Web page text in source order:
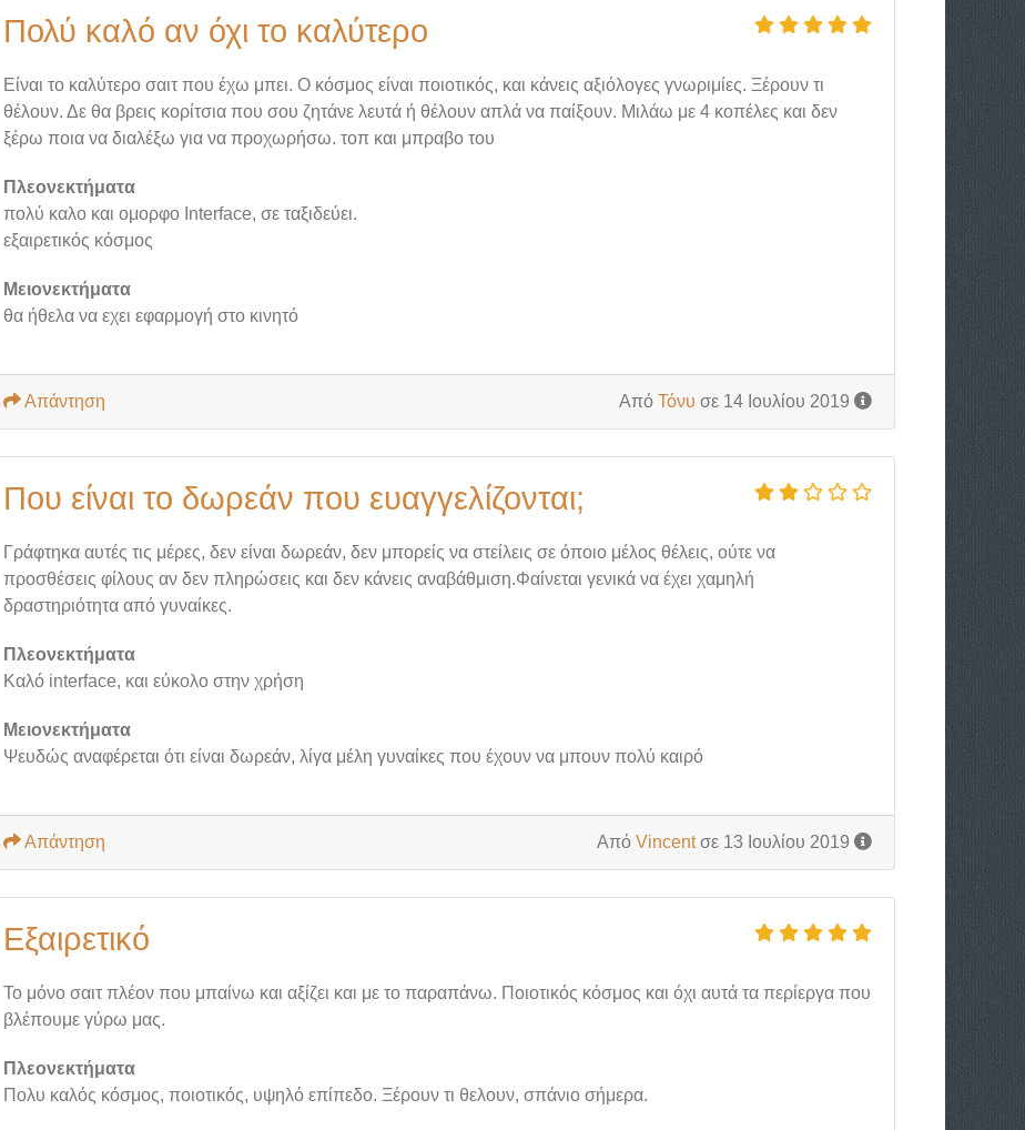
Πολύ καλό αν όχι το καλύτερο
Είναι το καλύτερο σαιτ που έχω μπει. Ο κόσμος είναι ποιοτικός, και κάνεις αξιόλογες γνωριμίες. Ξέρουν τι
θέλουν. Δε θα βρεις κορίτσια που σου ζητάνε λευτά ή θέλουν απλά να παίξουν. Μιλάω με 4 κοπέλες και δεν
ξέρω ποια να διαλέξω για να προχωρήσω. τοπ και μπραβο του
Πλεονεκτήματα
πολύ καλο και ομορφο Interface, σε ταξιδεύει.
εξαιρετικός κόσμος
Μειονεκτήματα
θα ήθελα να εχει εφαρμογή στο κινητό
Από Τόνυ σε 14 Ιουλίου 2019
Απάντηση
Που είναι το δωρεάν που ευαγγελίζονται;
Γράφτηκα αυτές τις μέρες, δεν είναι δωρεάν, δεν μπορείς να στείλεις σε όποιο μέλος θέλεις, ούτε να
προσθέσεις φίλους αν δεν πληρώσεις και δεν κάνεις αναβάθμιση.Φαίνεται γενικά να έχει χαμηλή
δραστηριότητα από γυναίκες.
Πλεονεκτήματα
Καλό interface, και εύκολο στην χρήση
Μειονεκτήματα
Ψευδώς αναφέρεται ότι είναι δωρεάν, λίγα μέλη γυναίκες που έχουν να μπουν πολύ καιρό
Από Vincentσε 13 Ιουλίου 2019
Απάντηση
Εξαιρετικό
Το μόνο σαιτ πλέον που μπαίνω και αξίζει και με το παραπάνω. Ποιοτικός κόσμος και όχι αυτά τα περίεργα που
βλέπουμε γύρω μας.
Πλεονεκτήματα
Πολυ καλός κόσμος, ποιοτικός, υψηλό επίπεδο. Ξέρουν τι θελουν, σπάνιο σήμερα.